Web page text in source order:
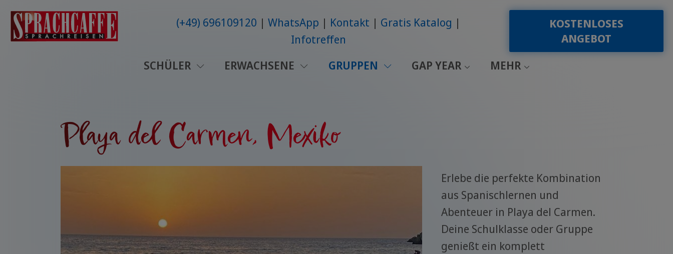
(+49) 696109120 WhatsApp Kontakt
Gratis Katalog
Infotreffen
KOSTENLOSES
ANGEBOT
SCHÜLER
ERWACHSENE GRUPPEN GAP YEAR MEHR
Playa del Carmen, Mexiko
Erlebe die perfekte Kombination
aus Spanischlernen und
Abenteuer in Playa del Carmen.
Deine Schulklasse oder Gruppe
genießt ein komplett